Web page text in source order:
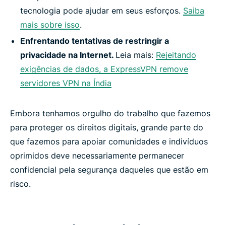
tecnologia pode ajudar em seus esforços. Saiba
mais sobre isso.
Enfrentando tentativas de restringir a
privacidade na Internet. Leia mais: Rejeitando
exigências de dados, a ExpressVPN remove
servidores VPN na Índia
Embora tenhamos orgulho do trabalho que fazemos
para proteger os direitos digitais, grande parte do
que fazemos para apoiar comunidades e indivíduos
oprimidos deve necessariamente permanecer
confidencial pela segurança daqueles que estão em
risco.